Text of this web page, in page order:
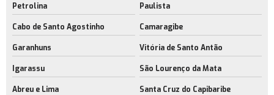
Petrolina Paulista
Cabo de Santo Agostinho Camaragibe
Garanhuns Vitória de Santo Antão
Igarassu São Lourenço da Mata
Abreu e Lima Santa Cruz do Capibaribe